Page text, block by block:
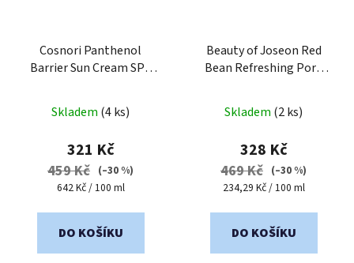
Cosnori Panthenol
Barrier Sun Cream SPF
pleťový krém
Skladem (4 ks)
321 Kč
459 Kč (–30 %)
Měrná
642 Kč / 100 ml
DO KOŠÍKU
Beauty of Joseon Red
Bean Refreshing Pore
maska
Skladem (2 ks)
328 Kč
469 Kč (–30 %)
Měrná
234,29 Kč / 100 ml
DO KOŠÍKU